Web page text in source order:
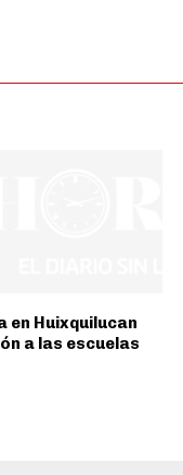
en Huixquilucan
a las escuelas